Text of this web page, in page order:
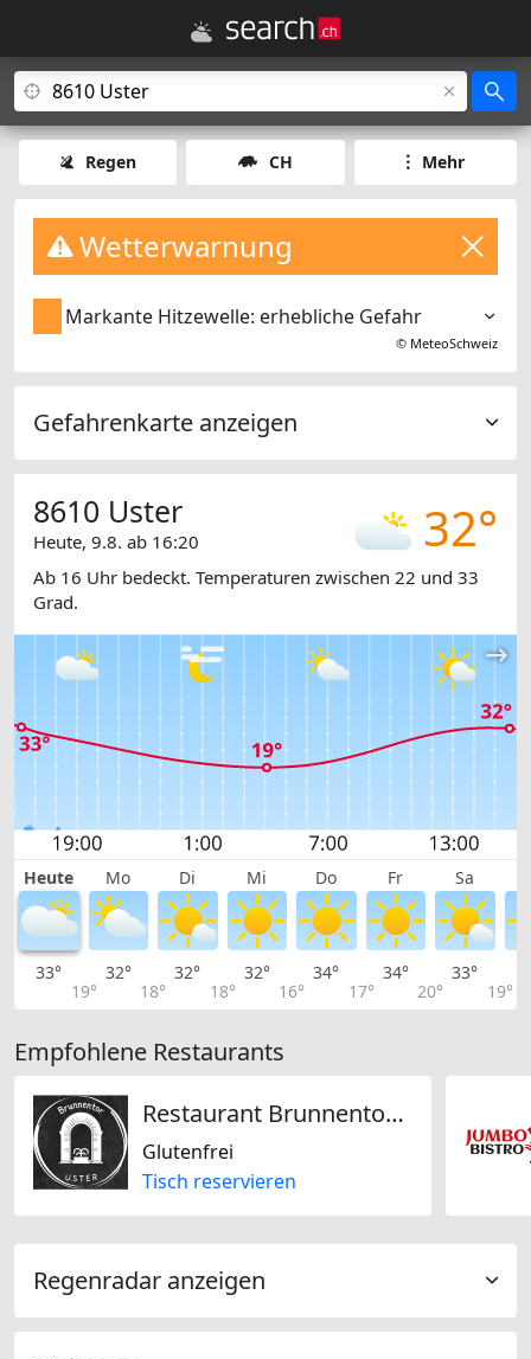
Regen CH Mehr
Wetterwarnung
Markante Hitzewelle: erhebliche Gefahr
© MeteoSchweiz
Gefahrenkarte anzeigen
32°
8610 Uster
Heute, 9.8. ab 16:20
Ab 16 Uhr bedeckt. Temperaturen zwischen 22 und 33
Grad.
Heute Mo Di Mi Do Fr Sa
33°
19°
32°
18°
32°
18°
32°
16°
34°
17°
34°
20°
33°
19°
Empfohlene Restaurants
Restaurant Brunnentor Uster
Glutenfrei
Tisch reservieren
Regenradar anzeigen